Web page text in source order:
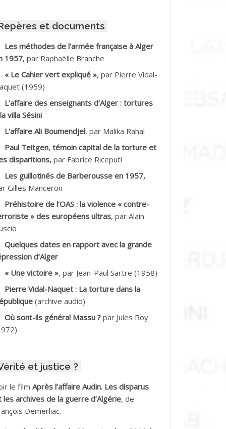
Salah
M.*
Ali
Tahar
Ramdane *
Baghdad*
Boualem*
Rachid
Omar
Vve AIT SAADA
Mohamed Akli
et documents
Les méthodes de l’armée française à Alger
1957, par Raphaëlle Branche
« Le Cahier vert expliqué », par Pierre Vidal-
(1959)
L’affaire des enseignants d’Alger : tortures
villa Sésini
L’affaire Ali Boumendjel, par Malika Rahal
Paul Teitgen, témoin capital de la torture et
disparitions, par Fabrice Riceputi
Les guillotinés de Barberousse en 1957,
Gilles Manceron
Préhistoire de l’OAS : la violence « contre-
» des européens ultras, par Alain
Quelques dates en rapport avec la grande
d’Alger
« Une victoire », par Jean-Paul Sartre (1958)
Pierre Vidal-Naquet : La torture dans la
(archive audio)
Où sont-ils général Massu ? par Jules Roy
et justice ?
le film Après l’affaire Audin. Les disparus
les archives de la guerre d’Algérie, de
Demerliac.